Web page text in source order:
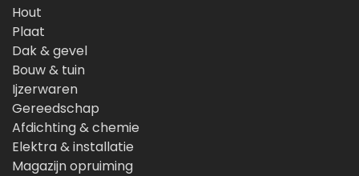
Hout
Plaat
Dak & gevel
Bouw & tuin
Ijzerwaren
Gereedschap
Afdichting & chemie
Elektra & installatie
Magazijn opruiming